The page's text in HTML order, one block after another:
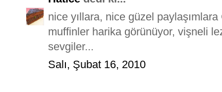
nice yıllara, nice güzel
muffinler harika görünüyor, vişneli
sevgiler...
Salı, Şubat 16, 2010